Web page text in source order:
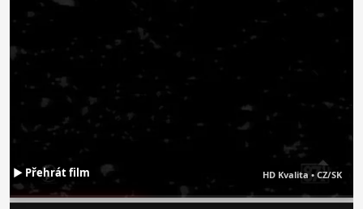
▶ Přehrát film HD Kvalita • CZ/SK